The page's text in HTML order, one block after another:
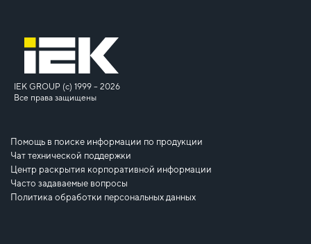
IEK GROUP (c) 1999 – 2026
Все права защищены
Помощь в поиске информации по продукции
Чат технической поддержки
Центр раскрытия корпоративной информации
Часто задаваемые вопросы
Политика обработки персональных данных